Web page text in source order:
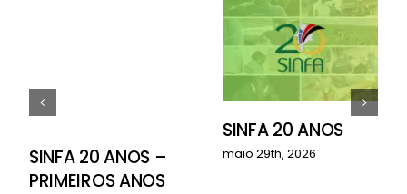
SINFA 20 ANOS –
PRIMEIROS ANOS
SINFA 20 ANOS
maio 29th, 2026